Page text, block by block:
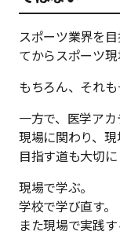
スポーツ業界を
てからスポーツ現
もちろん、それも
一方で、医学ア
現場に関わり、
目指す道も大切に
現場で学ぶ。
学校で学び直す。
また現場で実践す